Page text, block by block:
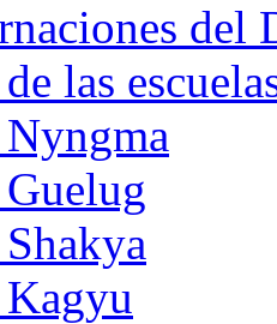
del
las
Kagyu